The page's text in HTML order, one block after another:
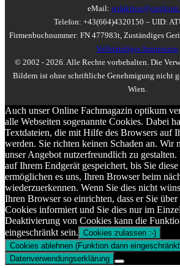
eMail:
Telefon: +43(664)4320150 – UID:
Firmenbuchnummer: FN 477983t, Zuständiges
Vollständiges Impressum
© 2002 - 2026. Alle Rechte vorbehalten. Die
Bildern ist ohne schriftliche Genehmigung nicht
Wien.
Auch unser Online Fachmagazin optikum
alle Webseiten sogenannte Cookies. Dabei
Textdateien, die mit Hilfe des Browsers auf
werden. Sie richten keinen Schaden an. Wir
unser Angebot nutzerfreundlich zu
auf Ihrem Endgerät gespeichert, bis Sie
ermöglichen es uns, Ihren Browser beim
wiederzuerkennen. Wenn Sie dies nicht
Ihren Browser so einrichten, dass er Sie über
Cookies informiert und Sie dies nur im
Deaktivierung von Cookies kann die
eingeschränkt sein. Cookies zulassen :-)
Cookies ablehnen (Funktion dann
Datenverwendungserklärung